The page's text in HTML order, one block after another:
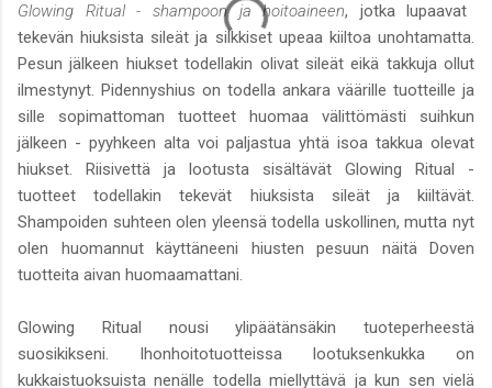
Glowing Ritual - shampoon ja hoitoaineen, jotka lupaavat
tekevän hiuksista sileät ja silkkiset upeaa kiiltoa unohtamatta.
Pesun jälkeen hiukset todellakin olivat sileät eikä takkuja ollut
ilmestynyt. Pidennyshius on todella ankara väärille tuotteille ja
sille sopimattoman tuotteet huomaa välittömästi suihkun
jälkeen - pyyhkeen alta voi paljastua yhtä isoa takkua olevat
hiukset. Riisivettä ja lootusta sisältävät Glowing Ritual -
tuotteet todellakin tekevät hiuksista sileät ja kiiltävät.
Shampoiden suhteen olen yleensä todella uskollinen, mutta nyt
olen huomannut käyttäneeni hiusten pesuun näitä Doven
tuotteita aivan huomaamattani.
Glowing Ritual nousi ylipäätänsäkin tuoteperheestä
suosikikseni. Ihonhoitotuotteissa lootuksenkukka on
kukkaistuoksuista nenälle todella miellyttävä ja kun sen vielä